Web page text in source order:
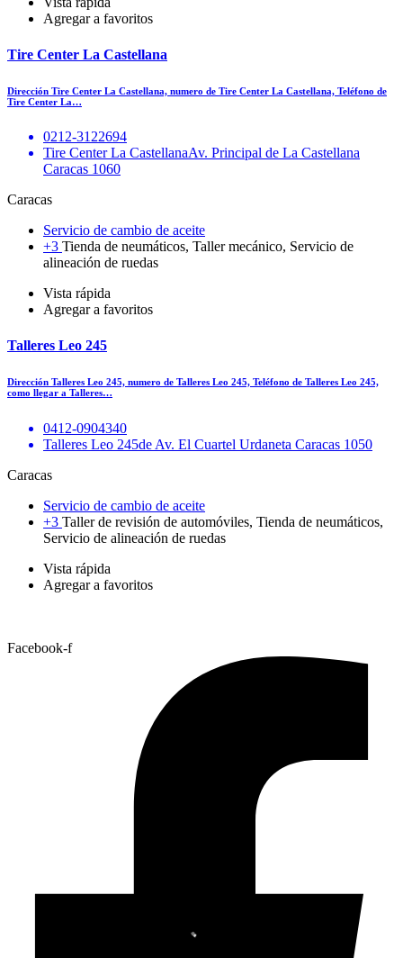
Agregar a favoritos
Tire Center La Castellana
Dirección Tire Center La Castellana, numero de Tire Center La Castellana, Teléfono de
Tire Center La…
0212-3122694
Tire Center La CastellanaAv. Principal de La Castellana
Caracas 1060
Caracas
Servicio de cambio de aceite
+3 Tienda de neumáticos, Taller mecánico, Servicio de
alineación de ruedas
Vista rápida
Agregar a favoritos
Talleres Leo 245
Dirección Talleres Leo 245, numero de Talleres Leo 245, Teléfono de Talleres Leo 245,
como llegar a Talleres…
0412-0904340
Talleres Leo 245de Av. El Cuartel Urdaneta Caracas 1050
Caracas
Servicio de cambio de aceite
+3 Taller de revisión de automóviles, Tienda de neumáticos,
Servicio de alineación de ruedas
Vista rápida
Agregar a favoritos
Facebook-f